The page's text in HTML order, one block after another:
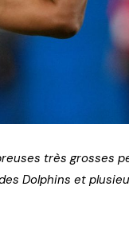
très grosses
Dolphins et